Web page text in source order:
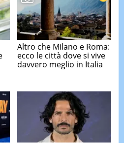
Altro che Milano e Roma:
ecco le città dove si vive
davvero meglio in Italia